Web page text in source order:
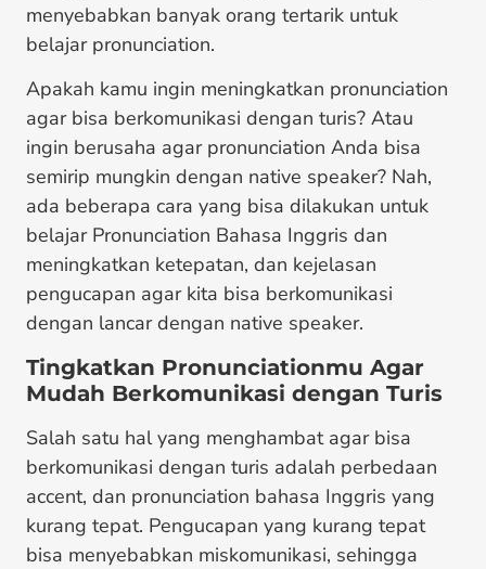
menyebabkan banyak orang tertarik untuk
belajar pronunciation.
Apakah kamu ingin meningkatkan pronunciation
agar bisa berkomunikasi dengan turis? Atau
ingin berusaha agar pronunciation Anda bisa
semirip mungkin dengan native speaker? Nah,
ada beberapa cara yang bisa dilakukan untuk
belajar Pronunciation Bahasa Inggris dan
meningkatkan ketepatan, dan kejelasan
pengucapan agar kita bisa berkomunikasi
dengan lancar dengan native speaker.
Tingkatkan Pronunciationmu Agar
Mudah Berkomunikasi dengan Turis
Salah satu hal yang menghambat agar bisa
berkomunikasi dengan turis adalah perbedaan
accent, dan pronunciation bahasa Inggris yang
kurang tepat. Pengucapan yang kurang tepat
bisa menyebabkan miskomunikasi, sehingga